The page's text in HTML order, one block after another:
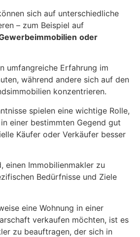
sich auf unterschiedliche
– zum Beispiel auf
oder
umfangreiche Erfahrung im
während andere sich auf den
konzentrieren.
spielen eine wichtige Rolle,
einer bestimmten Gegend gut
Käufer oder Verkäufer besser
einen Immobilienmakler zu
Bedürfnisse und Ziele
eine Wohnung in einer
verkaufen möchten, ist es
zu beauftragen, der sich in